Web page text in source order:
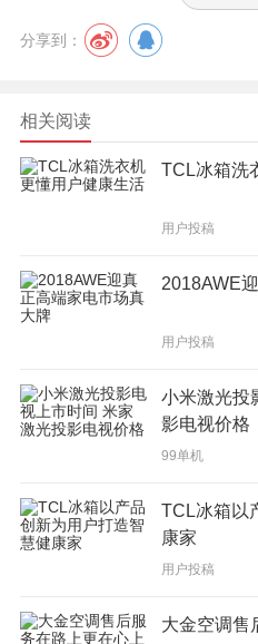
3d智能电视有什么优势？
视内容无线扩大一起还行结束海量
智能云电视的用户在进行操作过
保护和资源的下载，只需要将电视
能，在运用3d智能云电视的时分
级。高智能的装备，大幅度的提
如何选购3d智能电视？
智能电视功用好不好，最基础
GPU、内存，存储，这四项方针直
CPU就像是轿车的发动机，
费者可以选择工作速度在1.2GHz
软件的工作。而GPU呢，尽管它
工可彻底不一样。GPU专职担任
角形的数量来核算的，小编主张
分享到：
相关阅读
TCL冰箱洗
用户投稿
2018AWE
用户投稿
小米激光投
影电视价格
99单机
TCL冰箱以
康家
用户投稿
大金空调售